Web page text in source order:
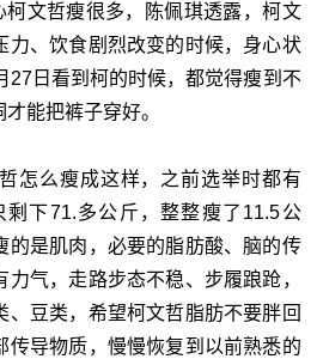
文哲瘦很多，陈佩琪透露，柯文
力、饮食剧烈改变的时候，身心状
27日看到柯的时候，都觉得瘦到不
能把裤子穿好。
怎么瘦成这样，之前选举时都有
下71.多公斤，整整瘦了11.5公
的是肌肉，必要的脂肪酸、脑的传
气，走路步态不稳、步履踉跄，
、豆类，希望柯文哲脂肪不要胖回
传导物质，慢慢恢复到以前熟悉的